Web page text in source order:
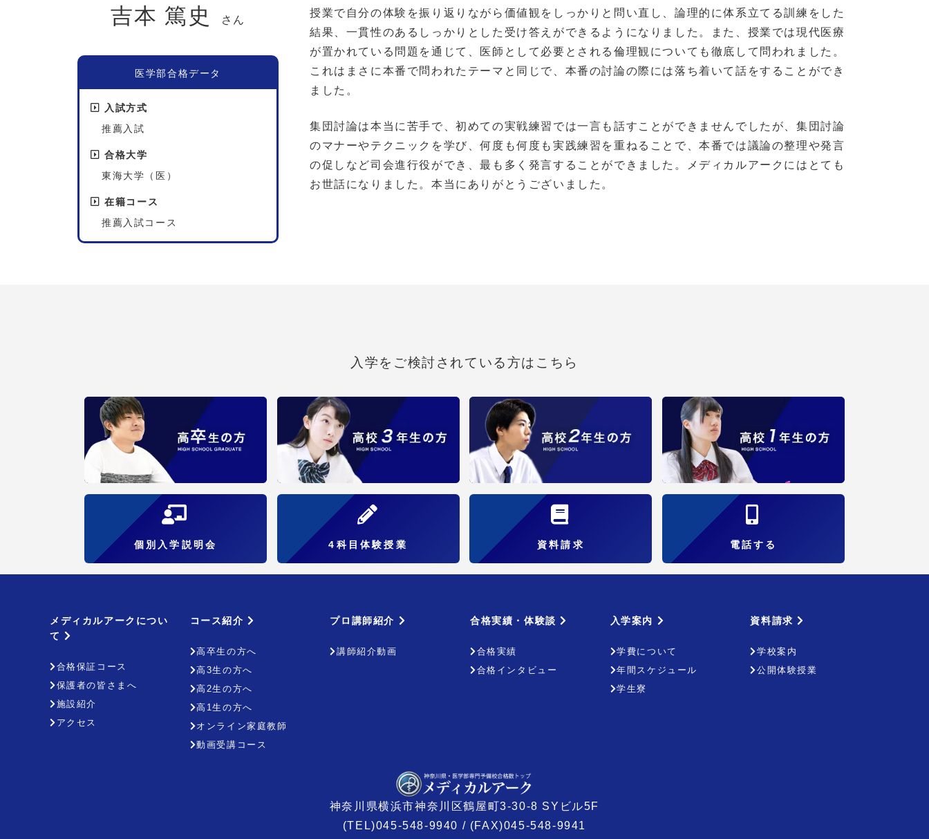
吉本 篤史 さん
医学部合格データ
入試方式
推薦入試
合格大学
東海大学（医）
在籍コース
推薦入試コース
授業で自分の体験を振り返りながら価値観をしっかりと問い直し、論理的に体系立てる訓練をした
結果、一貫性のあるしっかりとした受け答えができるようになりました。また、授業では現代医療
が置かれている問題を通じて、医師として必要とされる倫理観についても徹底して問われました。
これはまさに本番で問われたテーマと同じで、本番の討論の際には落ち着いて話をすることができ
ました。
集団討論は本当に苦手で、初めての実戦練習では一言も話すことができませんでしたが、集団討論
のマナーやテクニックを学び、何度も何度も実践練習を重ねることで、本番では議論の整理や発言
の促しなど司会進行役ができ、最も多く発言することができました。メディカルアークにはとても
お世話になりました。本当にありがとうございました。
入学をご検討されている方はこちら
個別入学説明会 4科目体験授業 資料請求 電話する
メディカルアークについ
て
合格保証コース
保護者の皆さまへ
施設紹介
アクセス
コース紹介
高卒生の方へ
高3生の方へ
高2生の方へ
高1生の方へ
オンライン家庭教師
動画受講コース
プロ講師紹介
講師紹介動画
合格実績・体験談
合格実績
合格インタビュー
入学案内
学費について
年間スケジュール
学生寮
資料請求
学校案内
公開体験授業
神奈川県横浜市神奈川区鶴屋町3-30-8 SYビル5F
(TEL)045-548-9940 / (FAX)045-548-9941